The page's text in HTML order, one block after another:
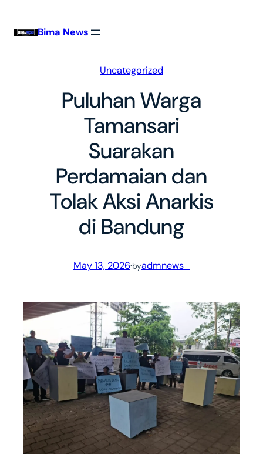
Bima News
Uncategorized
Puluhan Warga
Tamansari
Suarakan
Perdamaian dan
Tolak Aksi Anarkis
di Bandung
May 13, 2026·byadmnews_